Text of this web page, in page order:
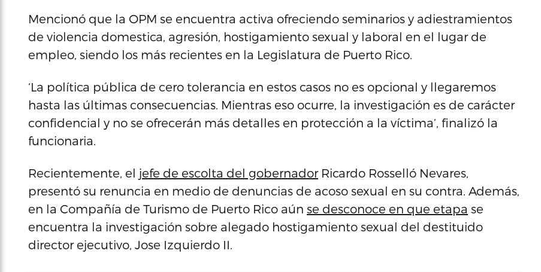
Mencionó que la OPM se encuentra activa ofreciendo seminarios y adiestramientos
de violencia domestica, agresión, hostigamiento sexual y laboral en el lugar de
empleo, siendo los más recientes en la Legislatura de Puerto Rico.
‘La política pública de cero tolerancia en estos casos no es opcional y llegaremos
hasta las últimas consecuencias. Mientras eso ocurre, la investigación es de carácter
confidencial y no se ofrecerán más detalles en protección a la víctima’, finalizó la
funcionaria.
Recientemente, el jefe de escolta del gobernadorRicardo Rosselló Nevares,
presentó su renuncia en medio de denuncias de acoso sexual en su contra. Además,
en la Compañía de Turismo de Puerto Rico aún se desconoce en que etapa se
encuentra la investigación sobre alegado hostigamiento sexual del destituido
director ejecutivo, Jose Izquierdo II.